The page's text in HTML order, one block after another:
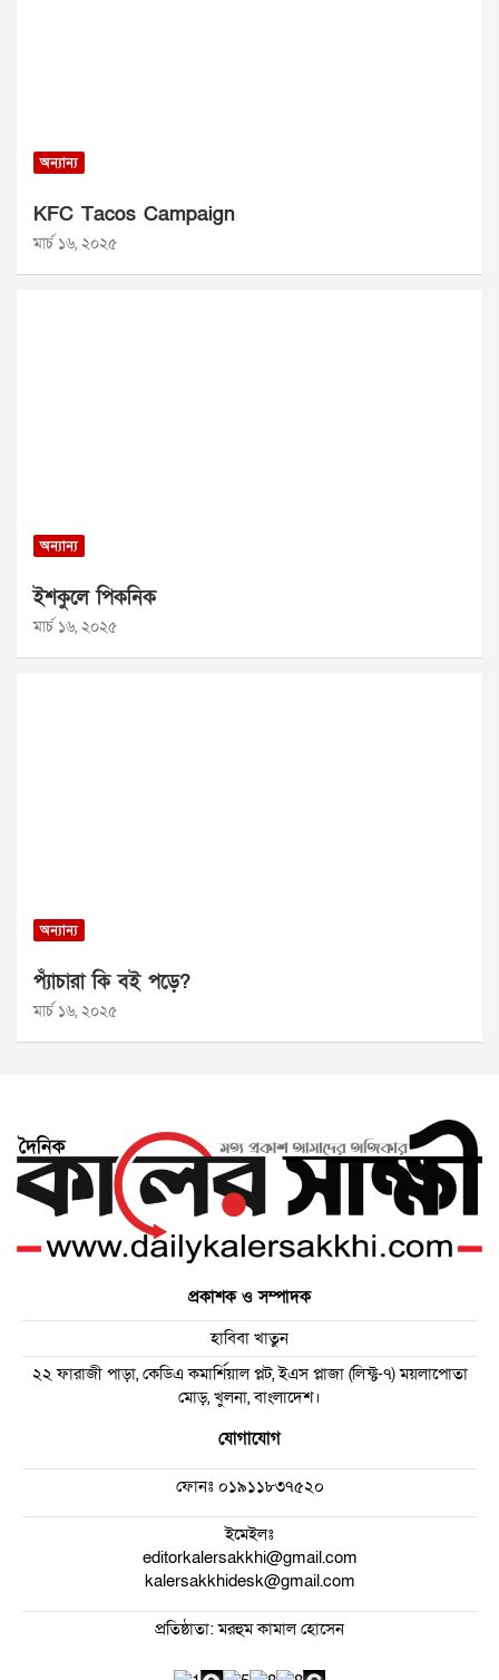
অন্যান্য
KFC Tacos Campaign
মার্চ ১৬, ২০২৫
অন্যান্য
ইশকুলে পিকনিক
মার্চ ১৬, ২০২৫
অন্যান্য
প্যাঁচারা কি বই পড়ে?
মার্চ ১৬, ২০২৫
প্রকাশক ও সম্পাদক
হাবিবা খাতুন
২২ ফারাজী পাড়া, কেডিএ কমার্শিয়াল প্লট, ইএস প্লাজা (লিফ্ট-৭) ময়লাপোতা
মোড়, খুলনা, বাংলাদেশ।
যোগাযোগ
ফোনঃ০১৯১১৮৩৭৫২০
ইমেইলঃ
editorkalersakkhi@gmail.com
kalersakkhidesk@gmail.com
প্রতিষ্ঠাতা: মরহুম কামাল হোসেন